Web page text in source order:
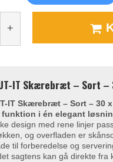
+
IT Skærebræt – Sort –
IT Skærebræt – Sort – 30
i én elegant
design med rene linjer
og overfladen er
til forberedelse og
sagtens kan gå direkte fra